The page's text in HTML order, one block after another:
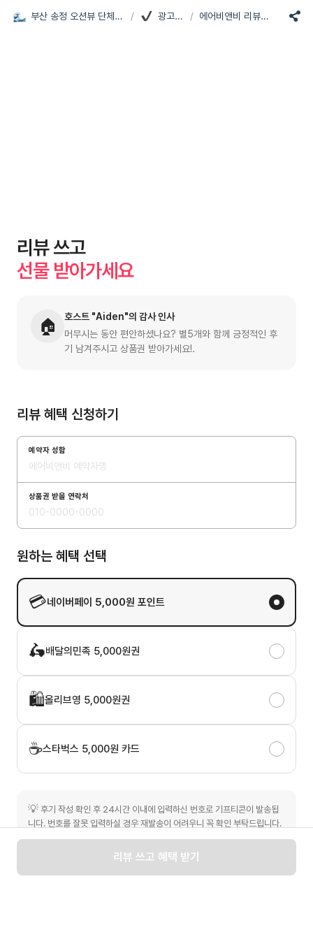
부산 송정 오션뷰 단체 펜션, 펜톤나인 / 광고촬영 / 에어비앤비 리뷰이벤트
리뷰 쓰고
선물 받아가세요
🏠
호스트 "Aiden"의 감사 인사
머무시는 동안 편안하셨나요? 별5개와 함께 긍정적인 후
기 남겨주시고 상품권 받아가세요!.
리뷰 혜택 신청하기
예약자 성함
상품권 받을 연락처
원하는 혜택 선택
💳네이버페이 5,000원 포인트
🛵배달의민족 5,000원권
🛍️올리브영 5,000원권
☕스타벅스 5,000원 카드
💡 후기 작성 확인 후 24시간 이내에 입력하신 번호로 기프티콘이 발송됩
니다. 번호를 잘못 입력하실 경우 재발송이 어려우니 꼭 확인 부탁드립니다.
리뷰 쓰고 혜택 받기